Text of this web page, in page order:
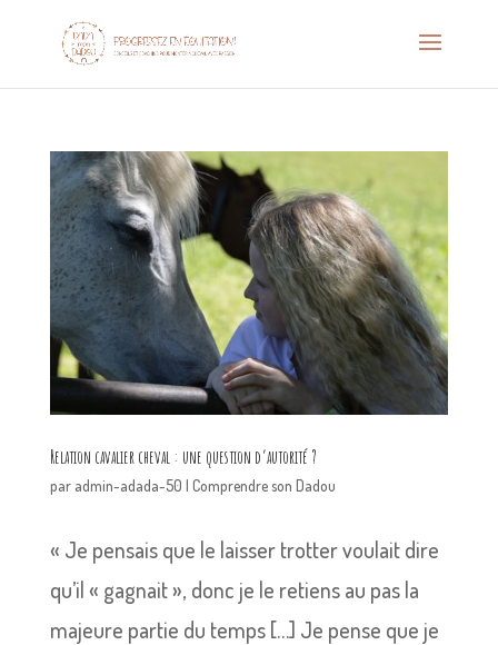
Relation cavalier cheval : une question d’autorité ?
par admin-adada-50 | Comprendre son Dadou
« Je pensais que le laisser trotter voulait dire
qu’il « gagnait », donc je le retiens au pas la
majeure partie du temps […] Je pense que je